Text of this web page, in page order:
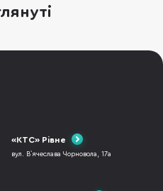
коштів. Звичайно, що на
яка є одним із основних
«КТС» Рівне
вул. В`ячеслава Чорновола, 17а